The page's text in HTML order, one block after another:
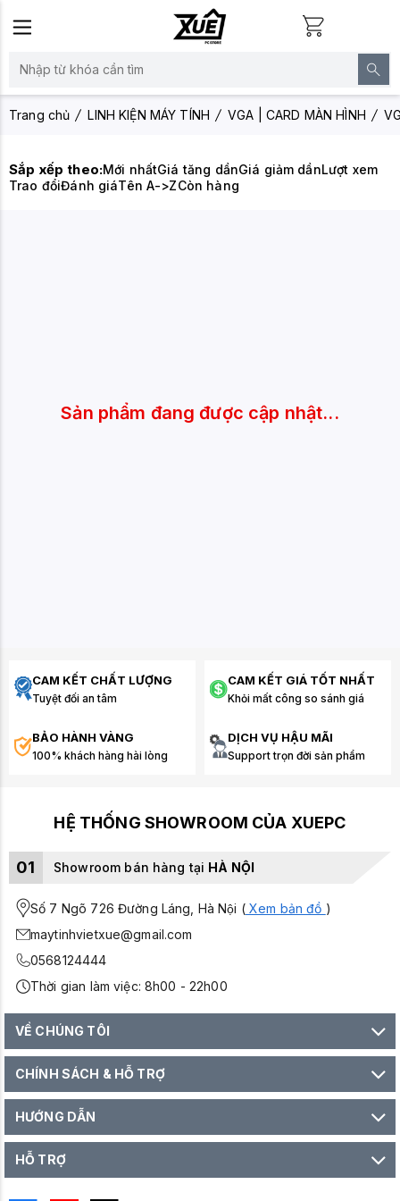
Trang chủ LINH KIỆN MÁY TÍNH VGA | CARD MÀN HÌNH
Sắp xếp theo:Mới nhấtGiá tăng dầnGiá giảm dầnLượt xem
Trao đổiĐánh giáTên A->ZCòn hàng
Sản phẩm đang được cập nhật...
CAM KẾT CHẤT LƯỢNG
Tuyệt đối an tâm
CAM KẾT GIÁ TỐT NHẤT
Khỏi mất công so sánh giá
BẢO HÀNH VÀNG
100% khách hàng hài lòng
DỊCH VỤ HẬU MÃI
Support trọn đời sản phẩm
HỆ THỐNG SHOWROOM CỦA XUEPC
01 Showroom bán hàng tại HÀ NỘI
Số 7 Ngõ 726 Đường Láng, Hà Nội (Xem bản đồ )
maytinhvietxue@gmail.com
0568124444
Thời gian làm việc: 8h00 - 22h00
VỀ CHÚNG TÔI
CHÍNH SÁCH & HỖ TRỢ
HƯỚNG DẪN
HỖ TRỢ